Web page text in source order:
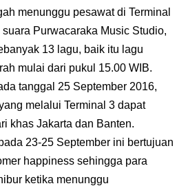
menunggu pesawat di Terminal
Purwacaraka Music Studio,
13 lagu, baik itu lagu
mulai dari pukul 15.00 WIB.
tanggal 25 September 2016,
melalui Terminal 3 dapat
khas Jakarta dan Banten.
23-25 September ini bertujuan
happiness sehingga para
ketika menunggu